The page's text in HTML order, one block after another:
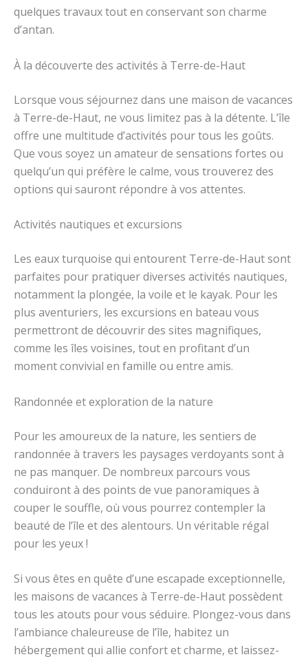
quelques travaux tout en conservant son charme
d’antan.
À la découverte des activités à Terre-de-Haut
Lorsque vous séjournez dans une maison de vacances
à Terre-de-Haut, ne vous limitez pas à la détente. L’île
offre une multitude d’activités pour tous les goûts.
Que vous soyez un amateur de sensations fortes ou
quelqu’un qui préfère le calme, vous trouverez des
options qui sauront répondre à vos attentes.
Activités nautiques et excursions
Les eaux turquoise qui entourent Terre-de-Haut sont
parfaites pour pratiquer diverses activités nautiques,
notamment la plongée, la voile et le kayak. Pour les
plus aventuriers, les excursions en bateau vous
permettront de découvrir des sites magnifiques,
comme les îles voisines, tout en profitant d’un
moment convivial en famille ou entre amis.
Randonnée et exploration de la nature
Pour les amoureux de la nature, les sentiers de
randonnée à travers les paysages verdoyants sont à
ne pas manquer. De nombreux parcours vous
conduiront à des points de vue panoramiques à
couper le souffle, où vous pourrez contempler la
beauté de l’île et des alentours. Un véritable régal
pour les yeux !
Si vous êtes en quête d’une escapade exceptionnelle,
les maisons de vacances à Terre-de-Haut possèdent
tous les atouts pour vous séduire. Plongez-vous dans
l’ambiance chaleureuse de l’île, habitez un
hébergement qui allie confort et charme, et laissez-